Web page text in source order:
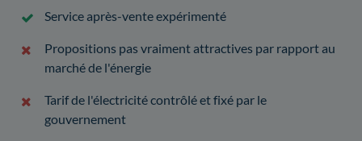
Service après-vente expérimenté
Propositions pas vraiment attractives par rapport au
marché de l'énergie
Tarif de l'électricité contrôlé et fixé par le
gouvernement